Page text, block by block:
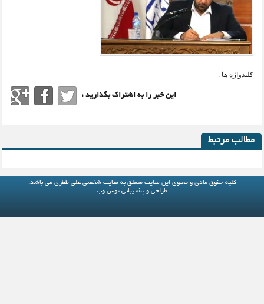
کلیدواژه ها :
این خبر را به اشتراک بگذارید :
مطالب مرتبط
کلیه حقوق مادی و معنوی این سایت متعلق بهسایت شخصی علی ططری می باشد.
طراحی و پشتیبانی توس وب